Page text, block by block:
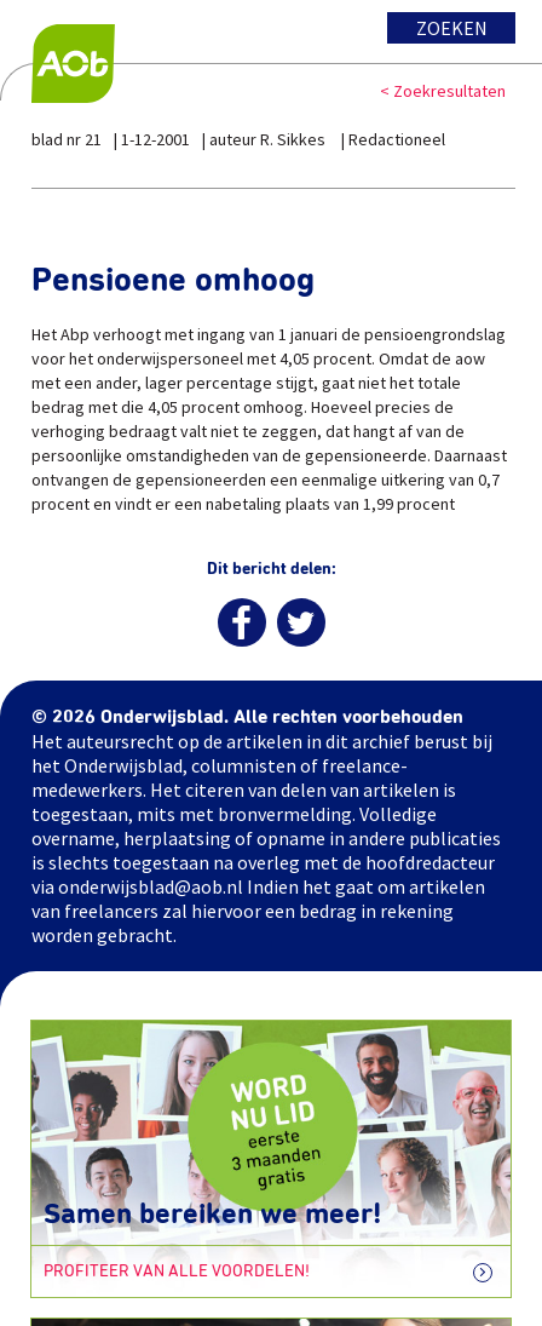
ZOEKEN
< Zoekresultaten
blad nr 21 1-12-2001 auteur R. Sikkes Redactioneel
Pensioene omhoog
Het Abp verhoogt met ingang van 1 januari de pensioengrondslag
voor het onderwijspersoneel met 4,05 procent. Omdat de aow
met een ander, lager percentage stijgt, gaat niet het totale
bedrag met die 4,05 procent omhoog. Hoeveel precies de
verhoging bedraagt valt niet te zeggen, dat hangt af van de
persoonlijke omstandigheden van de gepensioneerde. Daarnaast
ontvangen de gepensioneerden een eenmalige uitkering van 0,7
procent en vindt er een nabetaling plaats van 1,99 procent
Dit bericht delen:
© 2026 Onderwijsblad. Alle rechten voorbehouden
Het auteursrecht op de artikelen in dit archief berust bij
het Onderwijsblad, columnisten of freelance-
medewerkers. Het citeren van delen van artikelen is
toegestaan, mits met bronvermelding. Volledige
overname, herplaatsing of opname in andere publicaties
is slechts toegestaan na overleg met de hoofdredacteur
via onderwijsblad@aob.nl Indien het gaat om artikelen
van freelancers zal hiervoor een bedrag in rekening
worden gebracht.
Samen bereiken we meer!
PROFITEER VAN ALLE VOORDELEN!